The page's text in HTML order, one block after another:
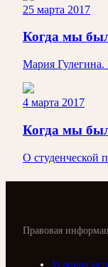
25 марта 2017
Когда мы
Мария Гулегина.
4 марта 2017
Когда мы
О студенческой
Правовая
Условия